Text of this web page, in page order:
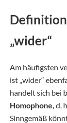
Definition
„wider“
Am häufigsten
ist „wider“
handelt sich bei
Homophone, d.
Sinngemäß